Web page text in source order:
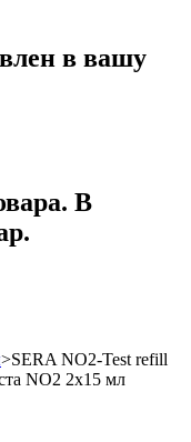
в вашу
В
>SERA NO2-Test refill
NO2 2x15 мл